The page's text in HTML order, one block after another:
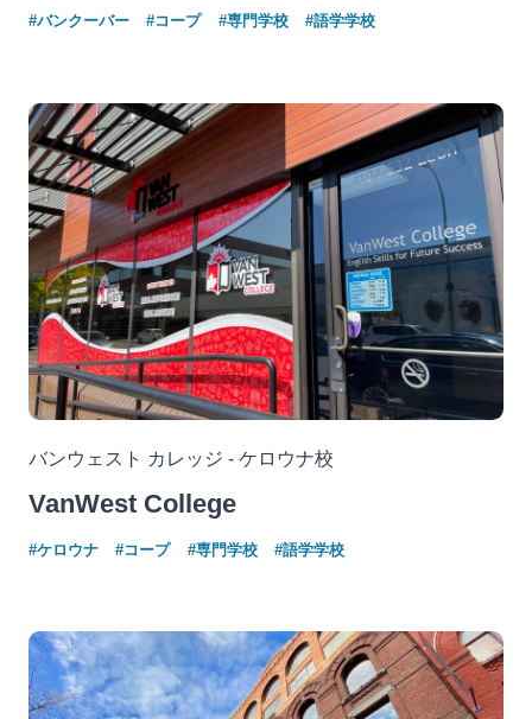
#バンクーバー #コープ #専門学校 #語学学校
バンウェスト カレッジ - ケロウナ校
VanWest College
#ケロウナ #コープ #専門学校 #語学学校